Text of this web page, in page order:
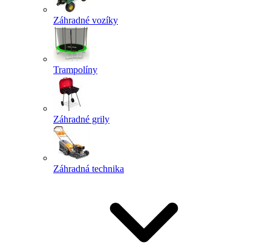
Záhradné vozíky
Trampolíny
Záhradné grily
Záhradná technika